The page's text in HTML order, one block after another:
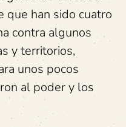
que han sido cuatro
contra algunos
y territorios,
unos pocos
al poder y los